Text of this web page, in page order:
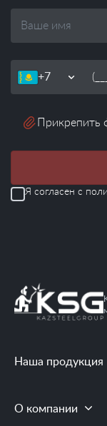
Прикрепить
Я согласен с
Наша продукция
О компании